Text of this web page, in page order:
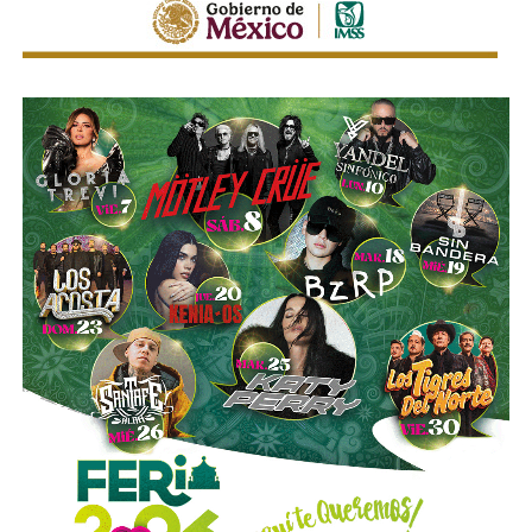
Gómez y De Angoitia han sido por muchos años los
hombre de confianza de Emilio Azcárraga Jean, al
grado que cuando en 2024 este último dio un paso al
costado de la presidencia de Grupo Televisa en medio de
las investigaciones por el presunto soborno a ejecutivos